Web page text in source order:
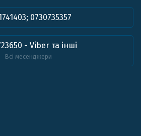
0730735357
- Viber та інші
Всі месенджери